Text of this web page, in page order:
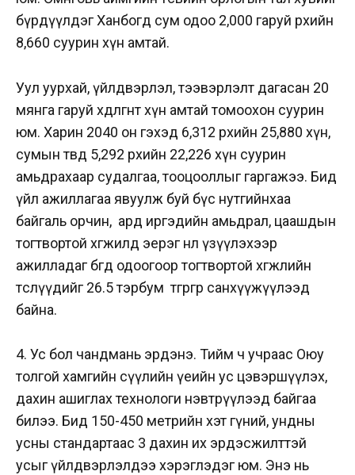
бүрдүүлдэг Ханбогд сум одоо 2,000 гаруй өрхийн
8,660 суурин хүн амтай.
Уул уурхай, үйлдвэрлэл, тээвэрлэлт дагасан 20
мянга гаруй хөдөлгөөнт хүн амтай томоохон суурин
юм. Харин 2040 он гэхэд 6,312 өрхийн 25,880 хүн,
сумын төвд 5,292 өрхийн 22,226 хүн суурин
амьдрахаар судалгаа, тооцооллыг гаргажээ. Бид
үйл ажиллагаа явуулж буй бүс нутгийнхаа
байгаль орчин, ард иргэдийн амьдрал, цаашдын
тогтвортой хөгжилд эерэг нөлөө үзүүлэхээр
ажилладаг бөгөөд одоогоор тогтвортой хөгжлийн
төслүүдийг 26.5 тэрбум төгрөгөөр санхүүжүүлээд
байна.
4. Ус бол чандмань эрдэнэ. Тийм ч учраас Оюу
толгой хамгийн сүүлийн үеийн ус цэвэршүүлэх,
дахин ашиглах технологи нэвтрүүлээд байгаа
билээ. Бид 150-450 метрийн хэт гүний, ундны
усны стандартаас 3 дахин их эрдэсжилттэй
усыг үйлдвэрлэлдээ хэрэглэдэг юм. Энэ нь